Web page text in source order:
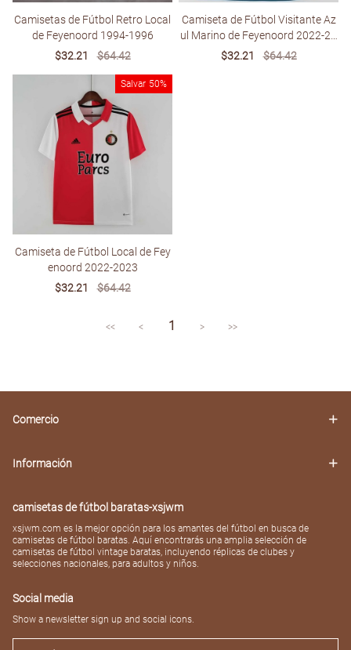
Camisetas de Fútbol Retro Local
de Feyenoord 1994-1996
Sale
$32.21
Regular
$64.42
Camiseta de Fútbol Visitante Az
ul Marino de Feyenoord 2022-20
23
Sale
$32.21
Regular
$64.42
Salvar 50%
Camiseta de Fútbol Local de Fey
enoord 2022-2023
Sale
$32.21
Regular
$64.42
<< < 1 > >>
Comercio
Información
camisetas de fútbol baratas-xsjwm
xsjwm.com es la mejor opción para los amantes del fútbol en busca de
camisetas de fútbol baratas. Aquí encontrarás una amplia selección de
camisetas de fútbol vintage baratas, incluyendo réplicas de clubes y
selecciones nacionales, para adultos y niños.
Social media
Show a newsletter sign up and social icons.